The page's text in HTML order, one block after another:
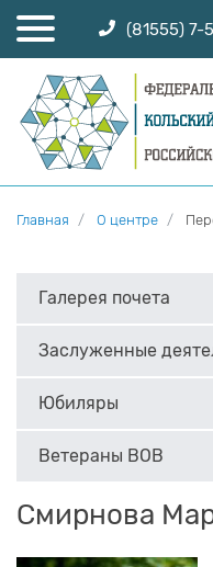
(81555) 7-
Главная О центре
Галерея почета
Заслуженные
Юбиляры
Ветераны ВОВ
Смирнова